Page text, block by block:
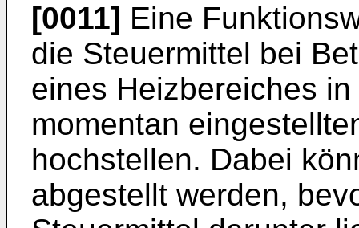
[0011] Eine
die Steuermittel bei
eines Heizbereiches
momentan
hochstellen. Dabei
abgestellt werden,